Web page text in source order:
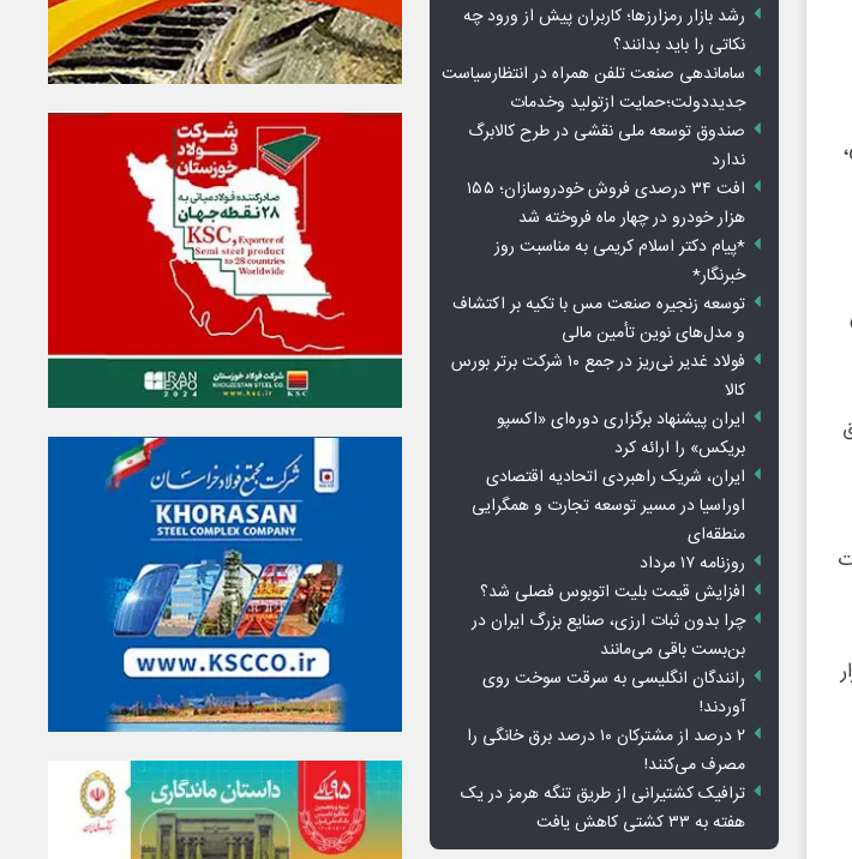
رشد بازار رمزارزها؛ کاربران پیش از ورود چه
نکاتی را باید بدانند؟
ساماندهی صنعت تلفن همراه در انتظارسیاست
جدیددولت؛حمایت ازتولید وخدمات
صندوق توسعه ملی نقشی در طرح کالابرگ
ندارد
افت ۳۴ درصدی فروش خودروسازان؛ ۱۵۵
هزار خودرو در چهار ماه فروخته شد
*پیام دکتر اسلام کریمی به مناسبت روز
خبرنگار*
توسعه زنجیره صنعت مس با تکیه بر اکتشاف
و مدل‌های نوین تأمین مالی
فولاد غدیر نی‌ریز در جمع ۱۰ شرکت برتر بورس
کالا
ایران پیشنهاد برگزاری دوره‌ای «اکسپو
بریکس» را ارائه کرد
ایران، شریک راهبردی اتحادیه اقتصادی
اوراسیا در مسیر توسعه تجارت و همگرایی
منطقه‌ای
روزنامه ۱۷ مرداد
افزایش قیمت بلیت اتوبوس فصلی شد؟
چرا بدون ثبات ارزی، صنایع بزرگ ایران در
بن‌بست باقی می‌مانند
رانندگان انگلیسی به سرقت سوخت روی
آوردند!
۲ درصد از مشترکان ۱۰ درصد برق خانگی را
مصرف می‌کنند!
ترافیک کشتیرانی از طریق تنگه هرمز در یک
هفته به ۳۳ کشتی کاهش یافت